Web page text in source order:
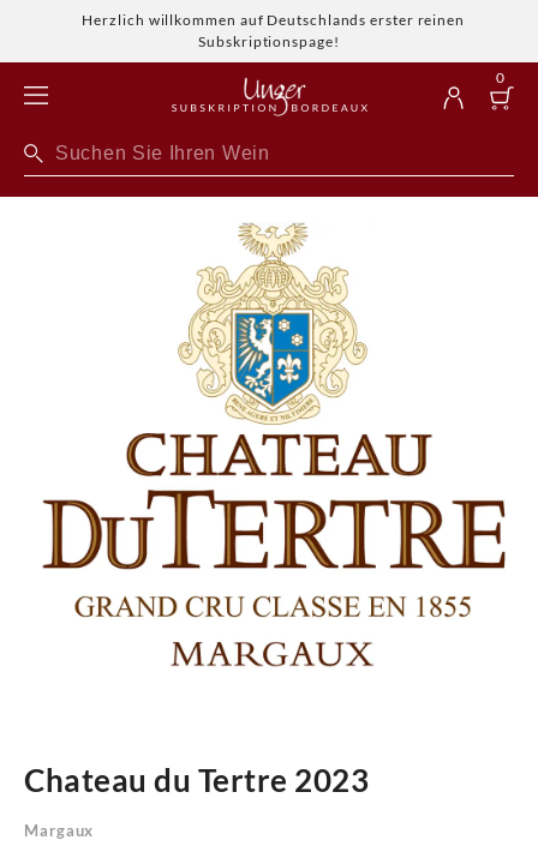
Herzlich willkommen auf Deutschlands erster reinen
Subskriptionspage!
0
Chateau du Tertre 2023
Margaux